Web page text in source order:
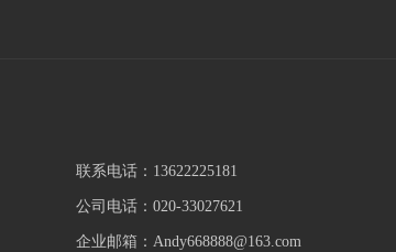
联系电话：13622225181
公司电话：020-33027621
企业邮箱：Andy668888@163.com